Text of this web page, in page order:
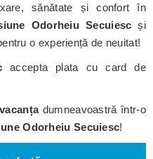
sănătate și confort în
Odorheiu Secuiesc și
o experiență de neuitat!
accepta plata cu card de
vacanțadumneavoastră într-o
Odorheiu Secuiesc!